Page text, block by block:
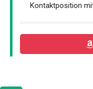
Kontaktposition